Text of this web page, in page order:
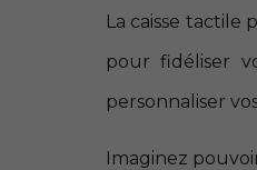
La caisse tactile
pour fidéliser
personnaliser
Imaginez